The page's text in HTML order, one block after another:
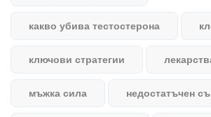
какво убива тестостерона
ключови стратегии
мъжка сила недостатъчен